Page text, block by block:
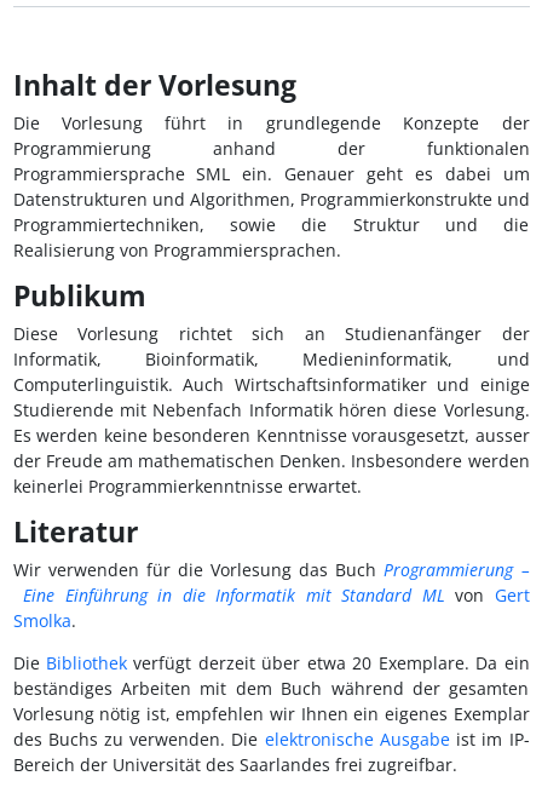
Inhalt der Vorlesung
Die Vorlesung führt in grundlegende Konzepte der
Programmierung anhand der funktionalen
Programmiersprache SML ein. Genauer geht es dabei um
Datenstrukturen und Algorithmen, Programmierkonstrukte und
Programmiertechniken, sowie die Struktur und die
Realisierung von Programmiersprachen.
Publikum
Diese Vorlesung richtet sich an Studienanfänger der
Informatik, Bioinformatik, Medieninformatik, und
Computerlinguistik. Auch Wirtschaftsinformatiker und einige
Studierende mit Nebenfach Informatik hören diese Vorlesung.
Es werden keine besonderen Kenntnisse vorausgesetzt, ausser
der Freude am mathematischen Denken. Insbesondere werden
keinerlei Programmierkenntnisse erwartet.
Literatur
Wir verwenden für die Vorlesung das Buch Programmierung –
Eine Einführung in die Informatik mit Standard ML von Gert
Smolka.
Die Bibliothekverfügt derzeit über etwa 20 Exemplare. Da ein
beständiges Arbeiten mit dem Buch während der gesamten
Vorlesung nötig ist, empfehlen wir Ihnen ein eigenes Exemplar
des Buchs zu verwenden. Die elektronische Ausgabeist im IP-
Bereich der Universität des Saarlandes frei zugreifbar.